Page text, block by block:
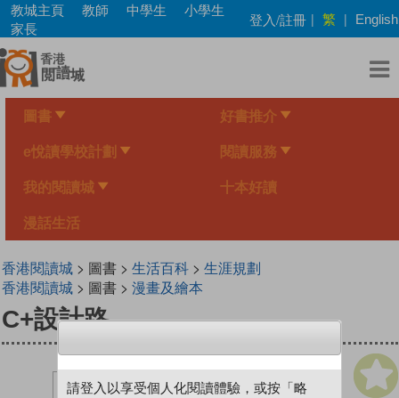
Skip
main
content
教城主頁 教師 中學生
小學生
家長
登入/註冊 | 繁 | English
圖書 好書推介
e悅讀學校計劃 閱讀服務
我的閱讀城 十本好讀
漫話生活
香港閱讀城> 圖書 > 生活百科> 生涯規劃
香港閱讀城> 圖書 > 漫畫及繪本
C+設計路
請登入以享受個人化閱讀體驗，或按「略